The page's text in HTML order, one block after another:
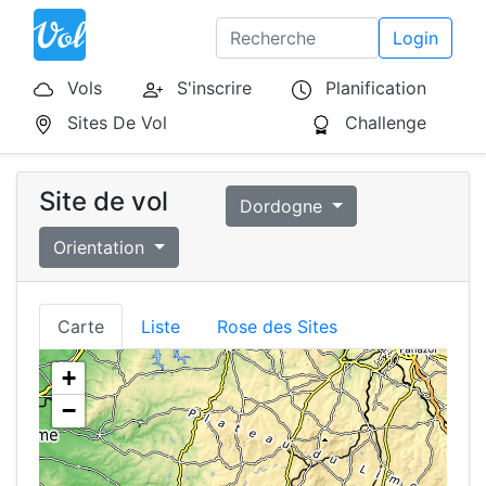
Login
Vols S'inscrire
Planification
Sites De Vol
Challenge
Site de vol
Dordogne
Orientation
Carte Liste Rose des Sites
+
−